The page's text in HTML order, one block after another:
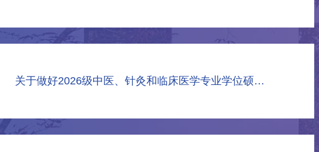
关于做好2026级中医、针灸和临床医学专业学位硕士研究生新生开学报到相关工作的通知